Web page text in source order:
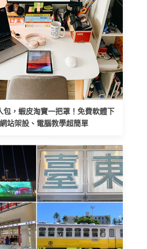
包，蝦皮淘寶一把罩！免費軟體下
站架設、電腦教學超簡單